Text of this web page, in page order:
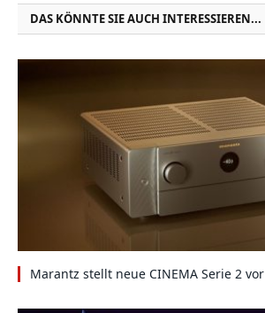
DAS KÖNNTE SIE AUCH INTERESSIEREN...
Marantz stellt neue CINEMA Serie 2 vor